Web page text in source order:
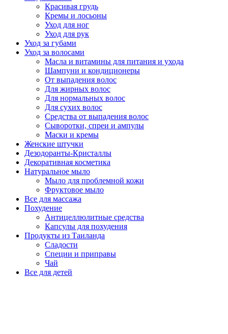
Красивая грудь
Кремы и лосьоны
Уход для ног
Уход для рук
Уход за губами
Уход за волосами
Масла и витамины для питания и ухода
Шампуни и кондиционеры
От выпадения волос
Для жирных волос
Для нормальных волос
Для сухих волос
Средства от выпадения волос
Сыворотки, спреи и ампулы
Маски и кремы
Женские штучки
Дезодоранты-Кристаллы
Декоративная косметика
Натуральное мыло
Мыло для проблемной кожи
Фруктовое мыло
Все для массажа
Похудение
Антицеллюлитные средства
Капсулы для похудения
Продукты из Таиланда
Сладости
Специи и приправы
Чай
Все для детей